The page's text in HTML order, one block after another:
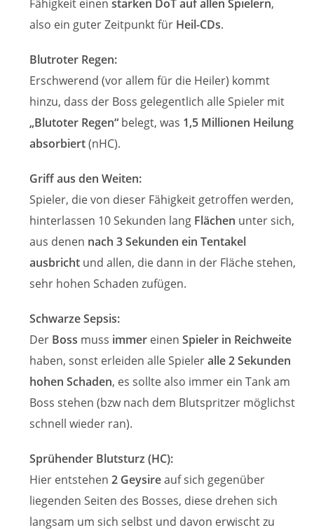
Fähigkeit einenstarken DoT auf allen Spielern,
also ein guter Zeitpunkt für Heil-CDs.
Blutroter Regen:
Erschwerend (vor allem für die Heiler) kommt
hinzu, dass der Boss gelegentlich alle Spieler mit
„Blutoter Regen“ belegt, was 1,5 Millionen Heilung
absorbiert(nHC).
Griff aus den Weiten:
Spieler, die von dieser Fähigkeit getroffen werden,
hinterlassen 10 Sekunden lang Flächen unter sich,
aus denen nach 3 Sekunden ein Tentakel
ausbricht und allen, die dann in der Fläche stehen,
sehr hohen Schaden zufügen.
Schwarze Sepsis:
Der Boss muss immer einenSpieler in Reichweite
haben, sonst erleiden alle Spieleralle 2 Sekunden
hohen Schaden, es sollte also immer ein Tank am
Boss stehen (bzw nach dem Blutspritzer möglichst
schnell wieder ran).
Sprühender Blutsturz (HC):
Hier entstehen2 Geysireauf sich gegenüber
liegenden Seiten des Bosses, diese drehen sich
langsam um sich selbst und davon erwischt zu